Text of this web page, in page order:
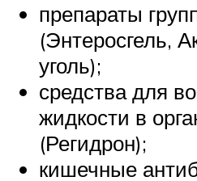
препараты
(Энтеросгель,
уголь);
средства для
жидкости в
(Регидрон);
кишечные